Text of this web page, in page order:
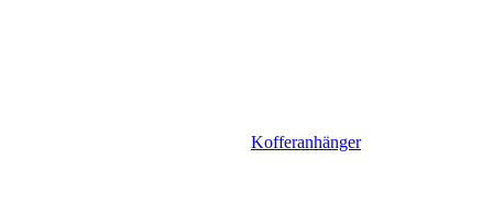
Kofferanhänger